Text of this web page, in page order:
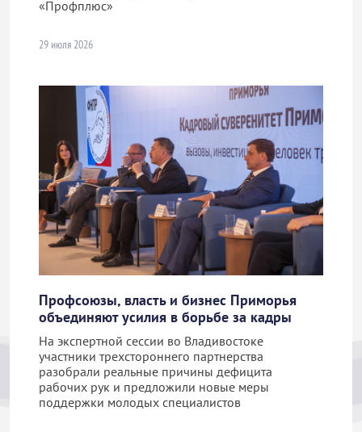
«Профплюс»
29 июля 2026
Профсоюзы, власть и бизнес Приморья
объединяют усилия в борьбе за кадры
На экспертной сессии во Владивостоке
участники трехстороннего партнерства
разобрали реальные причины дефицита
рабочих рук и предложили новые меры
поддержки молодых специалистов